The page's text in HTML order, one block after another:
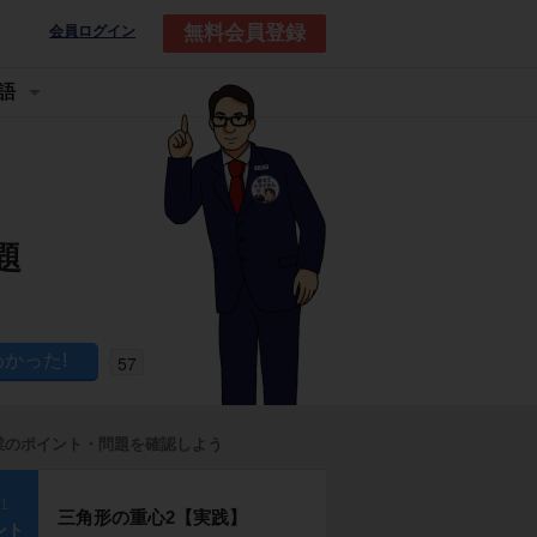
会員ログイン 無料会員登録
57
のポイント・問題を確認しよう
ト
三角形の重心2【実践】